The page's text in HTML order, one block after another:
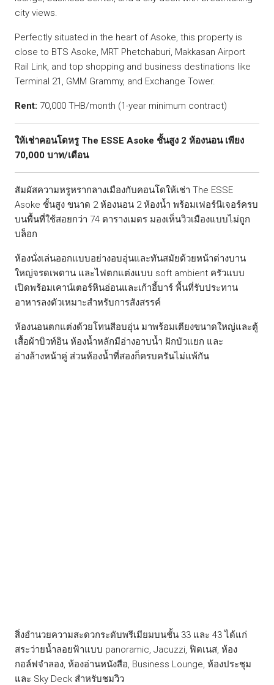
city views.
Perfectly situated in the heart of Asoke, this property is
close to BTS Asoke, MRT Phetchaburi, Makkasan Airport
Rail Link, and top shopping and business destinations like
Terminal 21, GMM Grammy, and Exchange Tower.
Rent: 70,000 THB/month (1-year minimum contract)
ให้เช่าคอนโดหรู The ESSE Asoke ชั้นสูง 2 ห้องนอน เพียง
70,000 บาท/เดือน
สัมผัสความหรูหรากลางเมืองกับคอนโดให้เช่า The ESSE
Asoke ชั้นสูง ขนาด 2 ห้องนอน 2 ห้องน้ำ พร้อมเฟอร์นิเจอร์ครบ
บนพื้นที่ใช้สอยกว่า 74 ตารางเมตร มองเห็นวิวเมืองแบบไม่ถูก
บล็อก
ห้องนั่งเล่นออกแบบอย่างอบอุ่นและทันสมัยด้วยหน้าต่างบาน
ใหญ่จรดเพดาน และไฟตกแต่งแบบ soft ambient ครัวแบบ
เปิดพร้อมเคาน์เตอร์หินอ่อนและเก้าอี้บาร์ พื้นที่รับประทาน
อาหารลงตัวเหมาะสำหรับการสังสรรค์
ห้องนอนตกแต่งด้วยโทนสีอบอุ่น มาพร้อมเตียงขนาดใหญ่และตู้
เสื้อผ้าบิวท์อิน ห้องน้ำหลักมีอ่างอาบน้ำ ฝักบัวแยก และ
อ่างล้างหน้าคู่ ส่วนห้องน้ำที่สองก็ครบครันไม่แพ้กัน
สิ่งอำนวยความสะดวกระดับพรีเมียมบนชั้น 33 และ 43 ได้แก่
สระว่ายน้ำลอยฟ้าแบบ panoramic, Jacuzzi, ฟิตเนส, ห้อง
กอล์ฟจำลอง, ห้องอ่านหนังสือ, Business Lounge, ห้องประชุม
และ Sky Deck สำหรับชมวิว